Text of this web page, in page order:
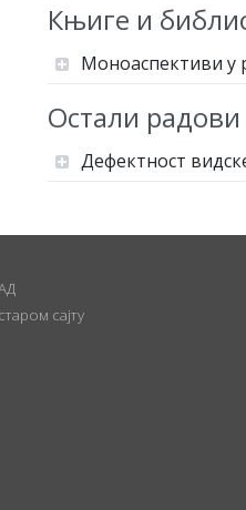
Књиге и
Моноаспективи у
Остали радови
Дефектност
сајту